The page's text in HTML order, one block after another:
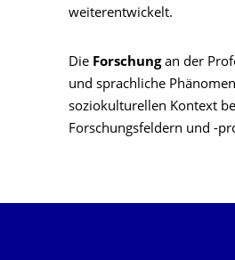
weiterentwickelt.
Die Forschungan der
und sprachliche
soziokulturellen Kontext
Forschungsfeldern und -